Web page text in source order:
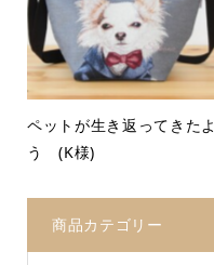
ペットが生き返ってきたよ
う (K様)
商品カテゴリー